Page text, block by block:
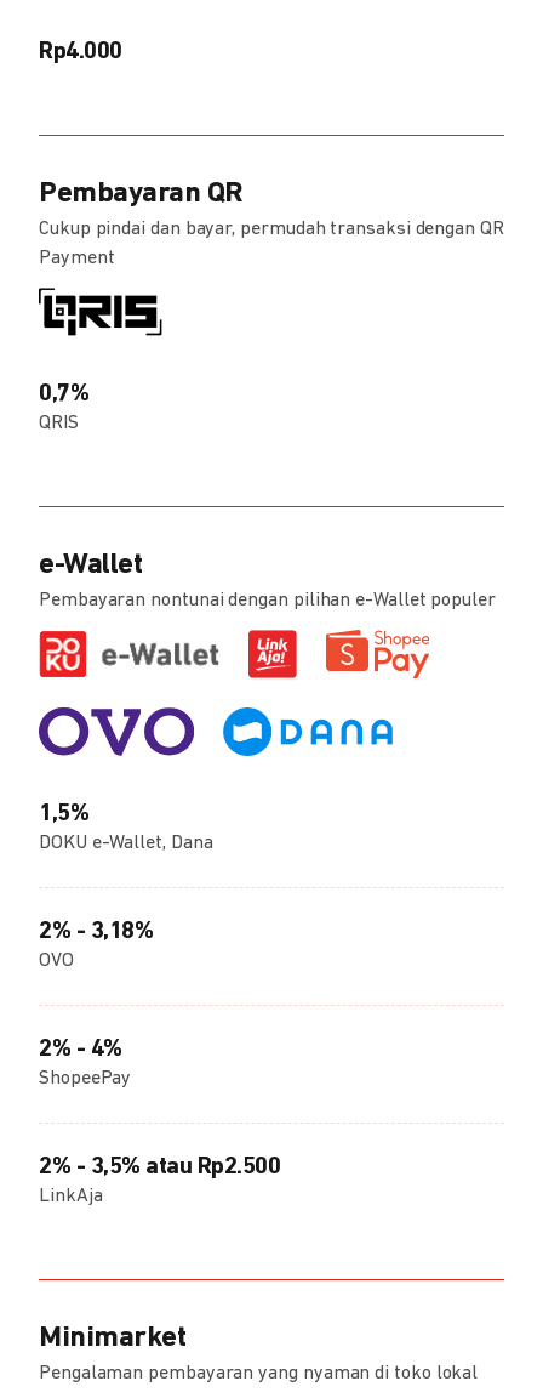
Rp4.000
Pembayaran QR
Cukup pindai dan bayar, permudah transaksi dengan QR
Payment
0,7%
QRIS
e-Wallet
Pembayaran nontunai dengan pilihan e-Wallet populer
1,5%
DOKU e-Wallet, Dana
2% - 3,18%
OVO
2% - 4%
ShopeePay
2% - 3,5% atau Rp2.500
LinkAja
Minimarket
Pengalaman pembayaran yang nyaman di toko lokal